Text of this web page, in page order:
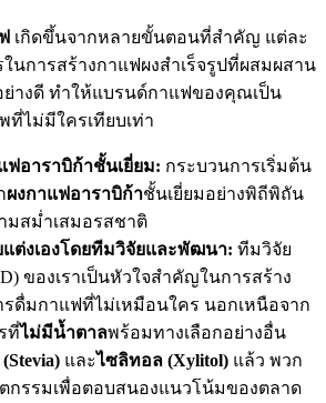
เกิดขึ้นจากหลายขั้นตอนที่สำคัญ แต่ละ
นการสร้างกาแฟผงสำเร็จรูปที่ผสมผสาน
างดี ทำให้แบรนด์กาแฟของคุณเป็น
ไม่มีใครเทียบเท่า
ฟอาราบิก้าชั้นเยี่ยม: กระบวนการเริ่มต้น
ผงกาแฟอาราบิก้าชั้นเยี่ยมอย่างพิถีพิถัน
มสม่ำเสมอรสชาติ
ต่งเองโดยทีมวิจัยและพัฒนา: ทีมวิจัย
ของเราเป็นหัวใจสำคัญในการสร้าง
ดื่มกาแฟที่ไม่เหมือนใคร นอกเหนือจาก
ที่ไม่มีน้ำตาลพร้อมทางเลือกอย่างอื่น
และไซลิทอล (Xylitol) แล้ว พวก
กรรมเพื่อตอบสนองแนวโน้มของตลาด